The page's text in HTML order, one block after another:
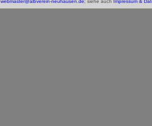
webmaster@albverein-neuhausen.de; siehe auch Impressum &